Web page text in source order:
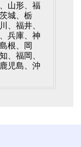
山形、福
城、栃
、福井、
兵庫、神
根、岡
、福岡、
児島、沖